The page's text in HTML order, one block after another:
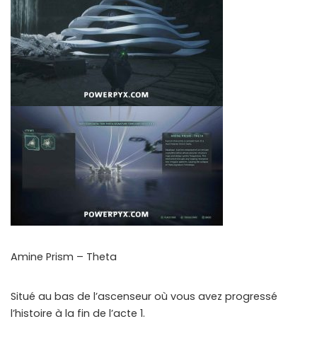
Amine Prism – Theta
Situé au bas de l’ascenseur où vous avez progressé
l’histoire à la fin de l’acte 1.